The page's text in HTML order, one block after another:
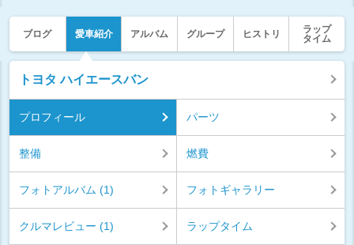
ブログ 愛車紹介 アルバム グループ ヒストリ
ラップ
タイム
トヨタ ハイエースバン
プロフィール パーツ
整備 燃費
フォトアルバム (1) フォトギャラリー
クルマレビュー (1) ラップタイム